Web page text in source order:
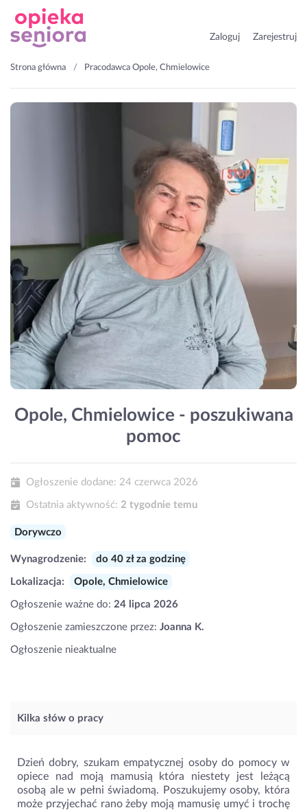
Zaloguj Zarejestruj
Strona główna Pracodawca Opole, Chmielowice
Opole, Chmielowice - poszukiwana
pomoc
Ogłoszenie dodane: 24 czerwca 2026
Ostatnia aktywność: 2 tygodnie temu
Dorywczo
Wynagrodzenie: do 40 zł za godzinę
Lokalizacja: Opole, Chmielowice
Ogłoszenie ważne do: 24 lipca 2026
Ogłoszenie zamieszczone przez: Joanna K.
Ogłoszenie nieaktualne
Kilka słów o pracy
Dzień dobry, szukam empatycznej osoby do pomocy w
opiece nad moją mamusią która niestety jest leżącą
osobą ale w pełni świadomą. Poszukujemy osoby, która
może przyjechać rano żeby moją mamusię umyć i trochę